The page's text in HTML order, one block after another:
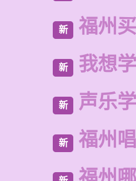
新 福州
新 我想
新 声乐
新 福州